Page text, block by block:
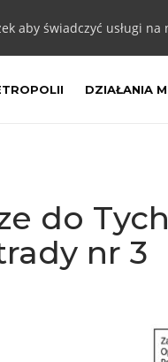
aby świadczyć usługi
DZIAŁANIA
do
nr 3